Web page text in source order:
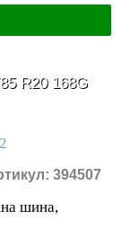
R20 168G
394507
шина,